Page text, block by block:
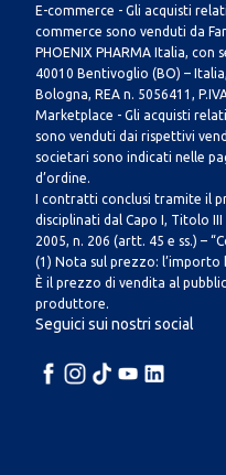
E-commerce - Gli acquisti
commerce sono venduti da
PHOENIX PHARMA Italia,
40010 Bentivoglio (BO) –
Bologna, REA n. 5056411,
Marketplace - Gli acquisti
sono venduti dai rispettivi
societari sono indicati nelle
d’ordine.
I contratti conclusi tramite il
disciplinati dal Capo I, Titolo
2005, n. 206 (artt. 45 e ss.) –
(1) Nota sul prezzo:
È il prezzo di vendita al
produttore.
Seguici sui nostri social